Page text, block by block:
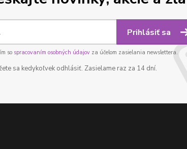
Prihlásiť sa
so spracovaním osobných údajovza účelom zasielania newslettera.
sa kedykoľvek odhlásiť. Zasielame raz za 14 dní.